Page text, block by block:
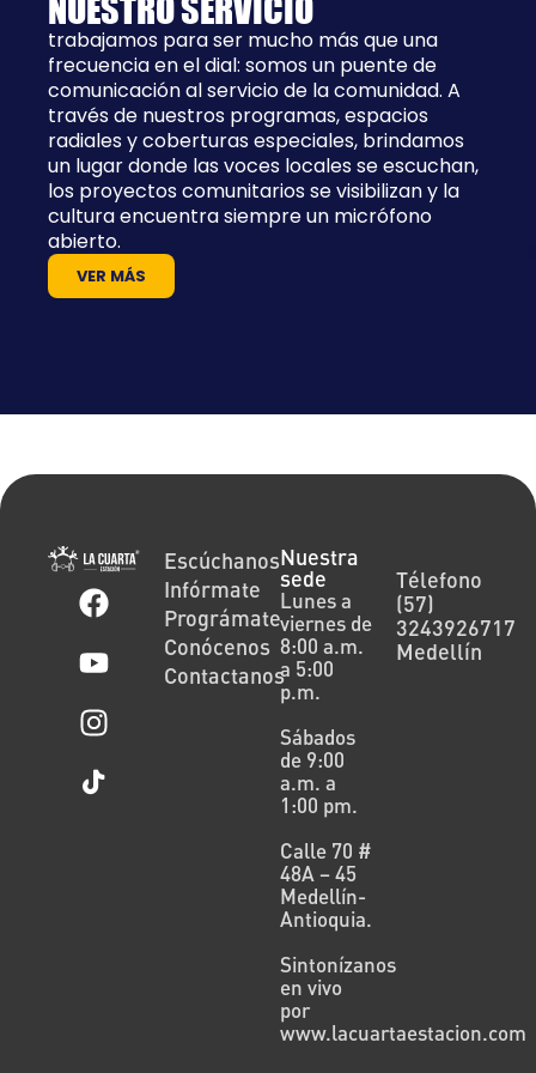
NUESTRO SERVICIO
trabajamos para ser mucho más que una
frecuencia en el dial: somos un puente de
comunicación al servicio de la comunidad. A
través de nuestros programas, espacios
radiales y coberturas especiales, brindamos
un lugar donde las voces locales se escuchan,
los proyectos comunitarios se visibilizan y la
cultura encuentra siempre un micrófono
abierto.
VER MÁS
Escúchanos
Infórmate
Prográmate
Conócenos
Contactanos
Nuestra
sede
Lunes a
viernes de
8:00 a.m.
a 5:00
p.m.
Sábados
de 9:00
a.m. a
1:00 pm.
Calle 70 #
48A – 45
Medellín-
Antioquia.
Sintonízanos
en vivo
por
www.lacuartaestacion.com
Télefono
(57)
3243926717
Medellín